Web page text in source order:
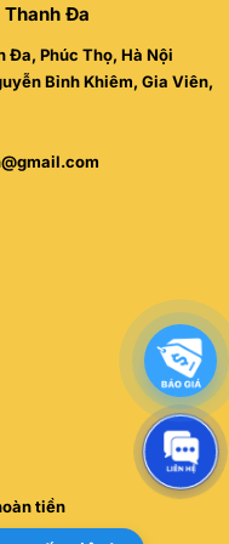
Đa
Đa, Phúc Thọ, Hà Nội
Bỉnh Khiêm, Gia Viên,
tiền